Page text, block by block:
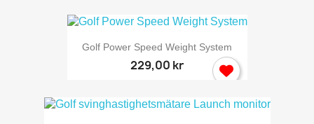
Golf Power Speed Weight System
229,00 kr